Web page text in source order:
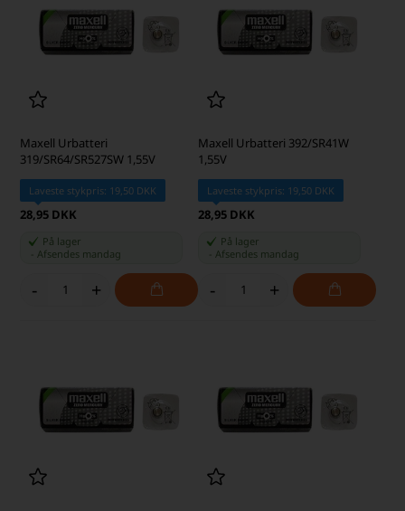
Maxell Urbatteri
319/SR64/SR527SW 1,55V
Laveste stykpris: 19,50 DKK
28,95 DKK
På lager
Afsendes mandag
- +
Maxell Urbatteri 392/SR41W
1,55V
Laveste stykpris: 19,50 DKK
28,95 DKK
På lager
Afsendes mandag
- +